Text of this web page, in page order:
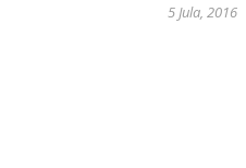
5 Jula, 2016